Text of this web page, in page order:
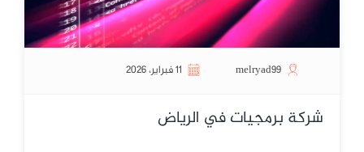
melryad99 11 فبراير، 2026
شركة برمجيات في الرياض